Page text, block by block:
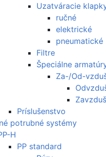
Uzatváracie
ručné
elektrické
pneumatické
Filtre
Špeciálne
Za-/Od-
Príslušenstvo
potrubné systémy
H
PP standard